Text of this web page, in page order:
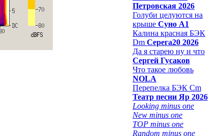
Петровская 2026
Голуби целуются на
крыше Суно А1
Калина красная БЭК
Dm Серега20 2026
Да я старею ну и что
Сергей Гусаков
Что такое любовь
NOLA
Перепелка БЭК Cm
Театр песни Яр 2026
Looking minus one
New minus one
TOP minus one
Random minus one